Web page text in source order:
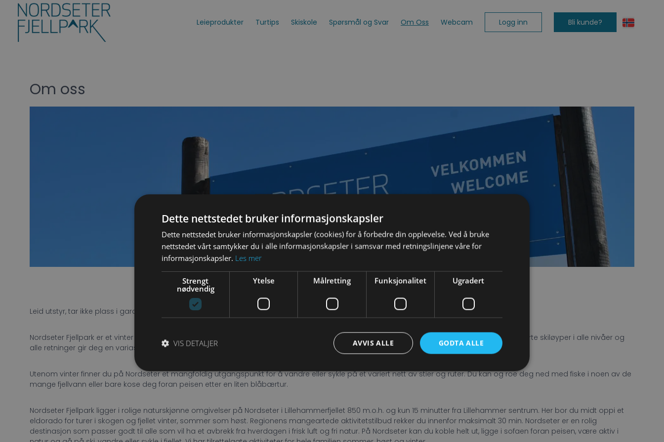
Leieprodukter Turtips Skiskole Spørsmål og Svar Om Oss Webcam Logg inn Bli kunde?
Om oss
Leid utstyr, tar ikke plass i garasjen. Utstyr kan du enkelt leie hos oss, og oppleve alle mulighetene Nordseter kan by på.
Nordseter Fjellpark er et vinter eldorado og vi ligger midt i smørøyet av Hafjell/Pellestova, Sjusjøen og Lillehammer By. Mer end 350 KM preparerte skiløyper i alle nivåer og
alle retninger gir deg en variasjon som du ikke finner noe annet sted.
Utenom vinter finner du på Nordseter et mangfoldig utgangspunkt for å vandre eller sykle på et variert nett av stier og ruter. Du kan og roe deg ned med fiske i noen av de
mange fjellvann eller bare kose deg foran peisen etter en liten blåbærtur.
Nordseter Fjellpark ligger i rolige naturskjønne omgivelser på Nordseter i Lillehammerfjellet 850 m.o.h. og kun 15 minutter fra Lillehammer sentrum. Her bor du midt oppi et
eldorado for turer i skogen og fjellet vinter, sommer som høst. Regionens mangeartede aktivitetstilbud rekker du innenfor maksimalt 30 min. Nordseter er en rolig
destinasjon som passer godt til alle som vil ha et avbrekk fra hverdagen i frisk luft og fri natur. På Nordseter kan du koble helt ut, ligge i sofaen foran peisen, være aktiv i
Dette nettstedet bruker informasjonskapsler
Dette nettstedet bruker informasjonskapsler (cookies) for å forbedre din opplevelse. Ved å bruke
nettstedet vårt samtykker du i alle informasjonskapsler i samsvar med retningslinjene våre for
informasjonskapsler. Les mer
Strengt
nødvendig
Ytelse Målretting Funksjonalitet Ugradert
GODTA ALLE
AVVIS ALLE
VIS DETALJER